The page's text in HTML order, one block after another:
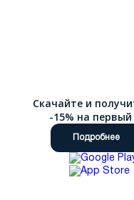
Скачайте и
-15% на первый
Подробнее